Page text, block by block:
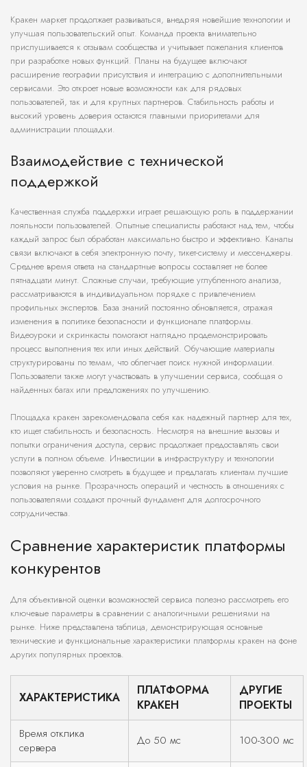
Кракен маркет продолжает развиваться, внедряя новейшие технологии и
улучшая пользовательский опыт. Команда проекта внимательно
прислушивается к отзывам сообщества и учитывает пожелания клиентов
при разработке новых функций. Планы на будущее включают
расширение географии присутствия и интеграцию с дополнительными
сервисами. Это откроет новые возможности как для рядовых
пользователей, так и для крупных партнеров. Стабильность работы и
высокий уровень доверия остаются главными приоритетами для
администрации площадки.
Взаимодействие с технической
поддержкой
Качественная служба поддержки играет решающую роль в поддержании
лояльности пользователей. Опытные специалисты работают над тем, чтобы
каждый запрос был обработан максимально быстро и эффективно. Каналы
связи включают в себя электронную почту, тикет-систему и мессенджеры.
Среднее время ответа на стандартные вопросы составляет не более
пятнадцати минут. Сложные случаи, требующие углубленного анализа,
рассматриваются в индивидуальном порядке с привлечением
профильных экспертов. База знаний постоянно обновляется, отражая
изменения в политике безопасности и функционале платформы.
Видеоуроки и скринкасты помогают наглядно продемонстрировать
процесс выполнения тех или иных действий. Обучающие материалы
структурированы по темам, что облегчает поиск нужной информации.
Пользователи также могут участвовать в улучшении сервиса, сообщая о
найденных багах или предложениях по улучшению.
Площадка кракен зарекомендовала себя как надежный партнер для тех,
кто ищет стабильность и безопасность. Несмотря на внешние вызовы и
попытки ограничения доступа, сервис продолжает предоставлять свои
услуги в полном объеме. Инвестиции в инфраструктуру и технологии
позволяют уверенно смотреть в будущее и предлагать клиентам лучшие
условия на рынке. Прозрачность операций и честность в отношениях с
пользователями создают прочный фундамент для долгосрочного
сотрудничества.
Сравнение характеристик платформы
конкурентов
Для объективной оценки возможностей сервиса полезно рассмотреть его
ключевые параметры в сравнении с аналогичными решениями на
рынке. Ниже представлена таблица, демонстрирующая основные
технические и функциональные характеристики платформы кракен на фоне
других популярных проектов.
ХАРАКТЕРИСТИКА
ПЛАТФОРМА
КРАКЕН
ДРУГИЕ
ПРОЕКТЫ
Время отклика
сервера
До 50 мс 100-300 мс